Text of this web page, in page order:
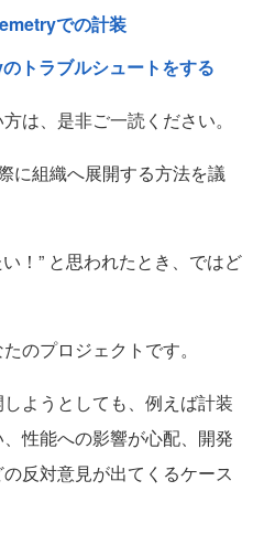
での計装
トラブルシュートをする
は、是非ご一読ください。
に組織へ展開する方法を議
！” と思われたとき、ではど
のプロジェクトです。
ようとしても、例えば計装
性能への影響が心配、開発
反対意見が出てくるケース